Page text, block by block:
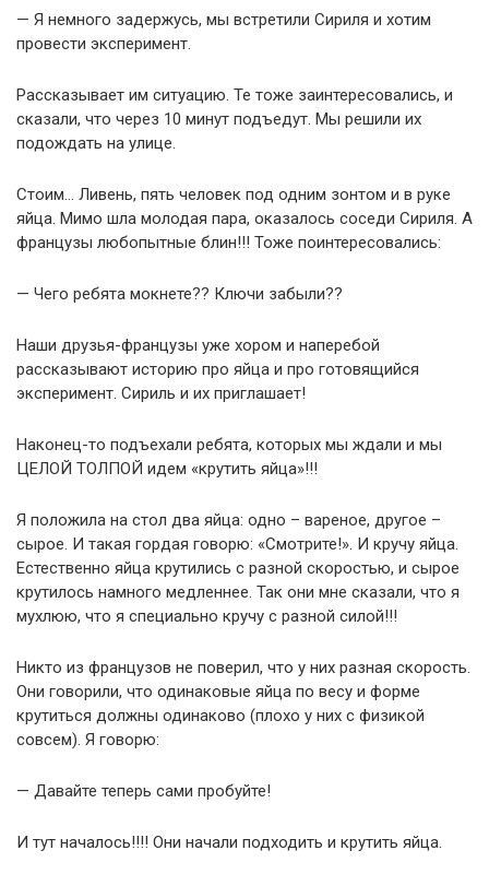
— Я немного задержусь, мы встретили Сириля и хотим
провести эксперимент.
Рассказывает им ситуацию. Те тоже заинтересовались, и
сказали, что через 10 минут подъедут. Мы решили их
подождать на улице.
Стоим… Ливень, пять человек под одним зонтом и в руке
яйца. Мимо шла молодая пара, оказалось соседи Сириля. А
французы любопытные блин!!! Тоже поинтересовались:
— Чего ребята мокнете?? Ключи забыли??
Наши друзья-французы уже хором и наперебой
рассказывают историю про яйца и про готовящийся
эксперимент. Сириль и их приглашает!
Наконец-то подъехали ребята, которых мы ждали и мы
ЦЕЛОЙ ТОЛПОЙ идем «крутить яйца»!!!
Я положила на стол два яйца: одно – вареное, другое –
сырое. И такая гордая говорю: «Смотрите!». И кручу яйца.
Естественно яйца крутились с разной скоростью, и сырое
крутилось намного медленнее. Так они мне сказали, что я
мухлюю, что я специально кручу с разной силой!!!
Никто из французов не поверил, что у них разная скорость.
Они говорили, что одинаковые яйца по весу и форме
крутиться должны одинаково (плохо у них с физикой
совсем). Я говорю:
— Давайте теперь сами пробуйте!
И тут началось!!!! Они начали подходить и крутить яйца.